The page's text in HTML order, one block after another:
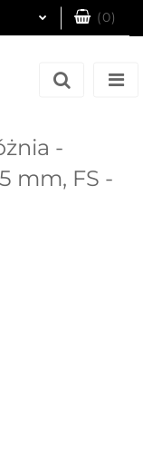
(0)
-
mm, FS -